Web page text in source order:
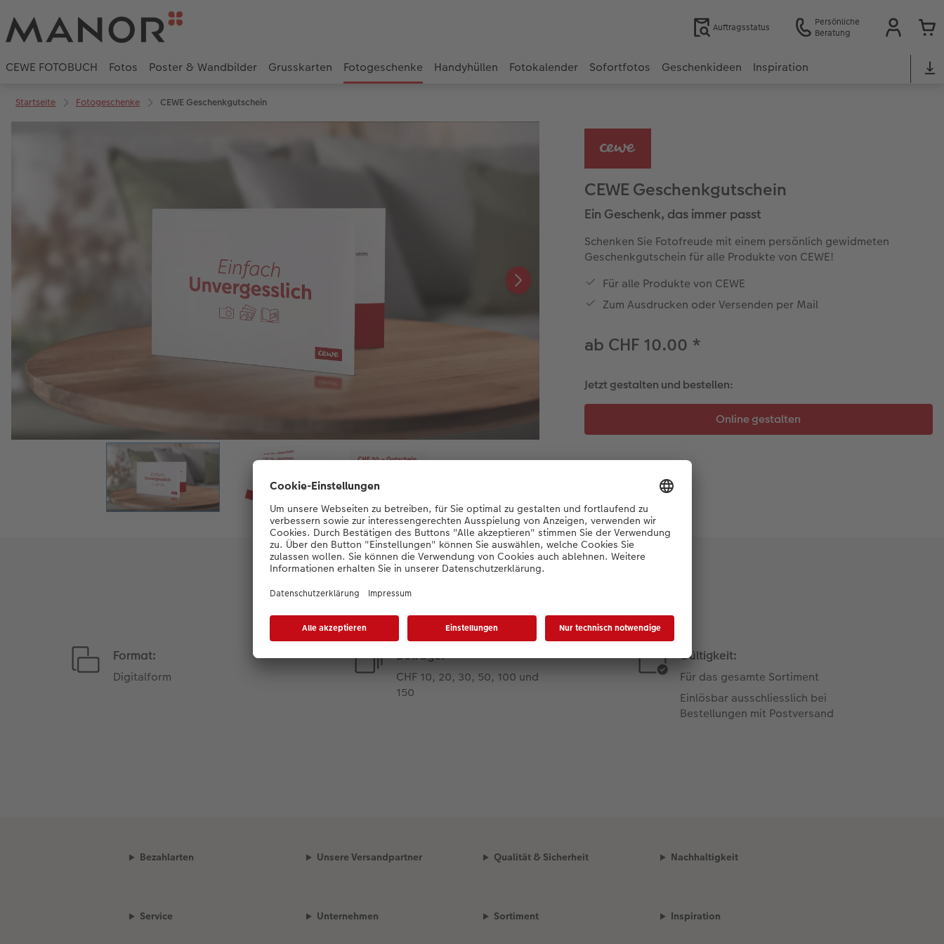
Auftragsstatus
Persönliche
Beratung
CEWE FOTOBUCH Fotos Poster & Wandbilder Grusskarten Fotogeschenke Handyhüllen Fotokalender Sofortfotos Geschenkideen Inspiration
Startseite Fotogeschenke CEWE Geschenkgutschein
CEWE Geschenkgutschein
Ein Geschenk, das immer passt
Schenken Sie Fotofreude mit einem persönlich gewidmeten
Geschenkgutschein für alle Produkte von CEWE!
Für alle Produkte von CEWE
Zum Ausdrucken oder Versenden per Mail
ab CHF 10.00 *
Jetzt gestalten und bestellen:
Produktdetails
Format:
Digitalform
Beträge:
CHF 10, 20, 30, 50, 100 und
150
Gültigkeit:
Für das gesamte Sortiment
Einlösbar ausschliesslich bei
Bestellungen mit Postversand
Bezahlarten Unsere Versandpartner Qualität & Sicherheit Nachhaltigkeit
Service Unternehmen Sortiment Inspiration